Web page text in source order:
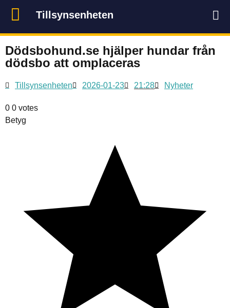
Tillsynsenheten
Dödsbohund.se hjälper hundar från
dödsbo att omplaceras
Tillsynsenheten 2026-01-23 21:28 Nyheter
0 0 votes
Betyg